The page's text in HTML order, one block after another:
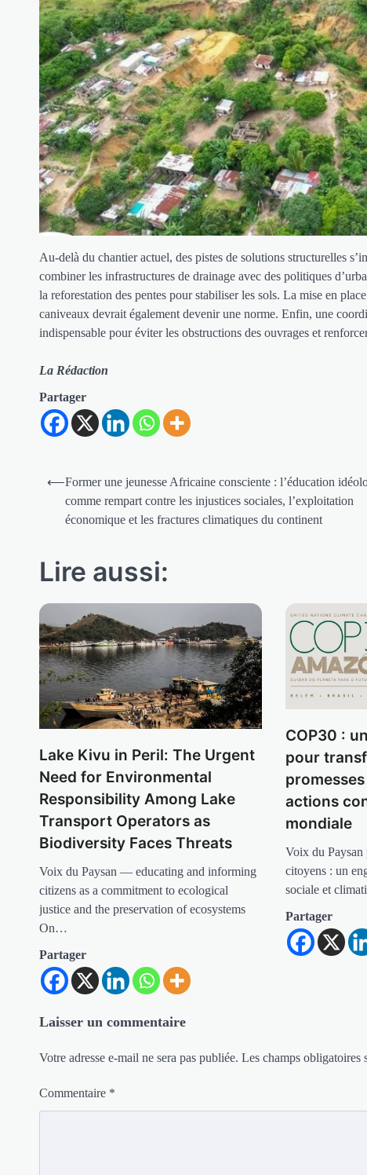
Au-delà du chantier actuel, des pistes de solutions structurelles
combiner les infrastructures de drainage avec des politiques
la reforestation des pentes pour stabiliser les sols. La mise en
caniveaux devrait également devenir une norme. Enfin, une
indispensable pour éviter les obstructions des ouvrages et
La Rédaction
Partager
Navigation
l’article
⟵Former une jeunesse Africaine consciente : l’éducation
comme rempart contre les injustices sociales, l’exploitation
économique et les fractures climatiques du continent
Lire aussi:
Lake Kivu in Peril: The Urgent
Need for Environmental
Responsibility Among Lake
Transport Operators as
Biodiversity Faces Threats
Voix du Paysan — educating and informing
citizens as a commitment to ecological
justice and the preservation of ecosystems
On…
Partager
COP30 :
pour
actions
mondiale
Voix du
citoyens : un
sociale et
Partager
Laisser un commentaire
Votre adresse e-mail ne sera pas publiée. Les champs obligatoires
Commentaire *